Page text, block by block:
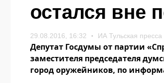
остался вне
29.08.2016, 16:32 ИА Тульская пресса
Депутат Госдумы от партии
заместителя председателя
город оружейников, по